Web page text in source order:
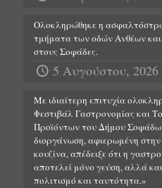
Ολοκληρώθηκε η
τμήματα των οδών Ανθέων
στους Σοφάδες.
5 Αυγούστου, 2026
Με ιδιαίτερη επιτυχία
Φεστιβάλ Γαστρονομίας και
Προϊόντων του Δήμου
διοργάνωση, αφιερωμένη
κουζίνα, απέδειξε ότι η
αποτελεί μόνο γεύση, αλλά
πολιτισμό και ταυτότητα.»